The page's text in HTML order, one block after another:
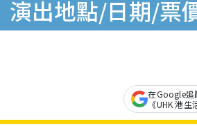
出地點/日期/票
在Google追
《UHK 港生